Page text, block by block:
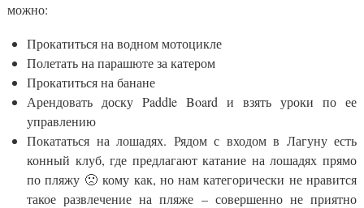
можно:
Прокатиться на водном мотоцикле
Полетать на парашюте за катером
Прокатиться на банане
Арендовать доску Paddle Board и взять уроки по ее
управлению
Покататься на лошадях. Рядом с входом в Лагуну есть
конный клуб, где предлагают катание на лошадях прямо
по пляжу 🙁 кому как, но нам категорически не нравится
такое развлечение на пляже – совершенно не приятно